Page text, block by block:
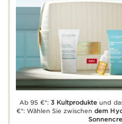
Ab 95 €*:3 Kultprodukte und
€*: Wählen Sie zwischendem